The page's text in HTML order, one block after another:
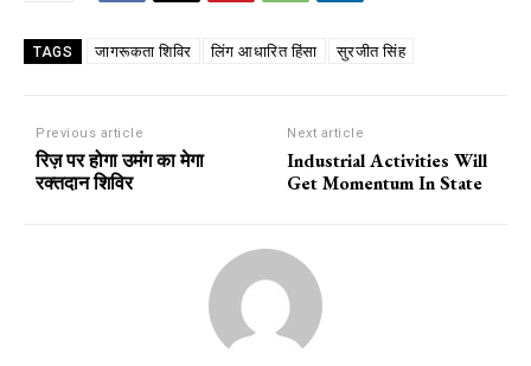
TAGS जागरूकता शिविर लिंग आधारित हिंसा सुरजीत सिंह
Previous article
रिज़ पर होगा उमंग का मेगा
रक्तदान शिविर
Next article
Industrial Activities Will
Get Momentum In State